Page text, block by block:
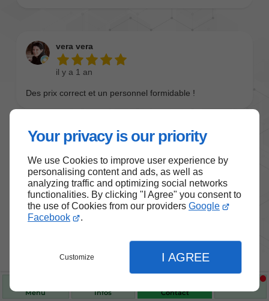
Your privacy is our priority
We use Cookies to improve user experience by
personalising content and ads, as well as
analyzing traffic and optimizing social networks
functionalities. By clicking "I Agree" you consent to
the use of Cookies from our providers Google
Facebook
.
Customize I AGREE
Menu Infos Contact
Nos produits de santé et de